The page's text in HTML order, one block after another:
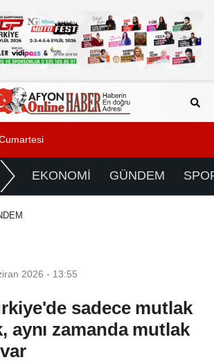
EKONOMİ GÜNDEM
2026 - 13:55
sadece mutlak
aynı zamanda mutlak